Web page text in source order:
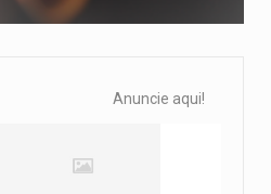
Anuncie aqui!